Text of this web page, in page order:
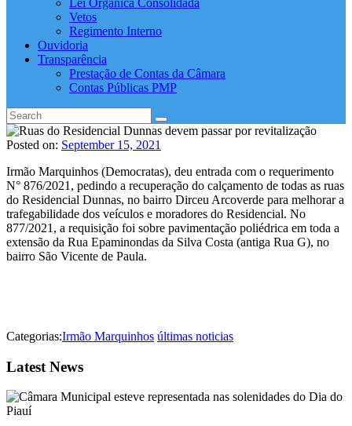
Vetos
Regimento Interno
Ouvidoria
Transparência
Prestação de Contas da Câmara
Contas Públicas PMP
Posted on: September 15, 2021
Irmão Marquinhos (Democratas), deu entrada com o requerimento
N° 876/2021, pedindo a recuperação do calçamento de todas as ruas
do Residencial Dunnas, no bairro Dirceu Arcoverde para melhorar a
trafegabilidade dos veículos e moradores do Residencial. No
877/2021, a requisição foi sobre pavimentação poliédrica em toda a
extensão da Rua Epaminondas da Silva Costa (antiga Rua G), no
bairro São Vicente de Paula.
Categorias:Irmão Marquinhos últimas noticias
Latest News